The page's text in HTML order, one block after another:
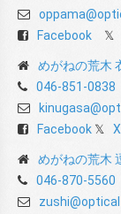
Facebook
めがねの荒木
046-851-0838
Facebook
X
めがねの荒木
046-870-5560